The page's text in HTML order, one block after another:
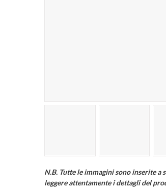
N.B. Tutte le immagini sono inserite a
leggere attentamente i dettagli del